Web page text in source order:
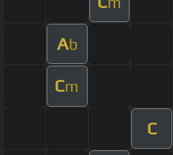
Ab
Cm
C